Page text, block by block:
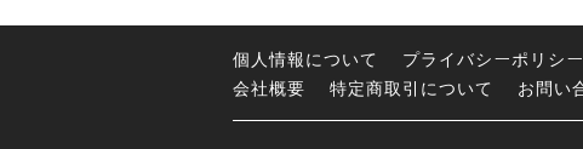
個人情報について プライバシーポリシー
会社概要
特定商取引について お問い